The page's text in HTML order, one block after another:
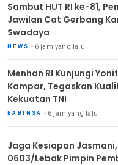
Sambut HUT RI ke-81,
Jawilan Cat Gerbang
Swadaya
NEWS 6 jam yang lalu
Menhan RI Kunjungi
Kampar, Tegaskan
Kekuatan TNI
BABINSA 6 jam yang lalu
Jaga Kesiapan
0603/Lebak Pimpin